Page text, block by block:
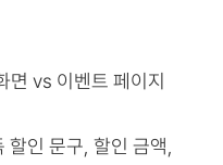
면 vs 이벤트 페이지
할인 문구, 할인 금액,